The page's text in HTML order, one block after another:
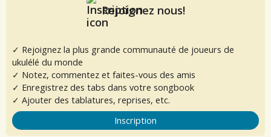
Rejoignez nous!
✓ Rejoignez la plus grande communauté de joueurs de
ukulélé du monde
✓ Notez, commentez et faites-vous des amis
✓ Enregistrez des tabs dans votre songbook
✓ Ajouter des tablatures, reprises, etc.
Inscription